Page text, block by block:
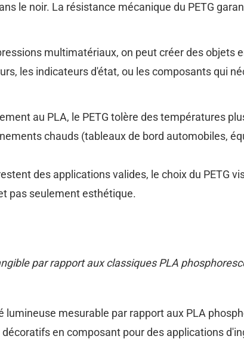
le noir. La résistance mécanique du PETG
multimatériaux, on peut créer des objets
les indicateurs d'état, ou les composants qui
au PLA, le PETG tolère des températures
chauds (tableaux de bord automobiles,
des applications valides, le choix du PETG
pas seulement esthétique.
par rapport aux classiques PLA
mesurable par rapport aux PLA
en composant pour des applications